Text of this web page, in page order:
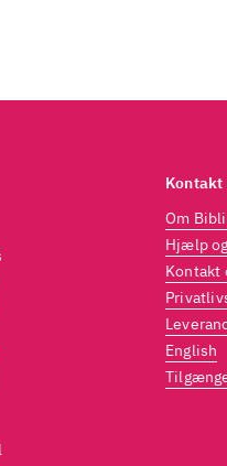
formidling pga.Kontakt
Om
Hjælp
Kontakt
English